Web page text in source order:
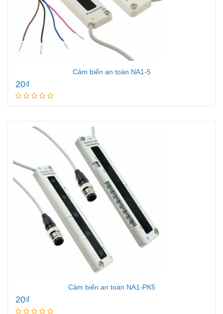
Cảm biến an toàn NA1-5
20₫
Cảm biến an toàn NA1-PK5
20₫